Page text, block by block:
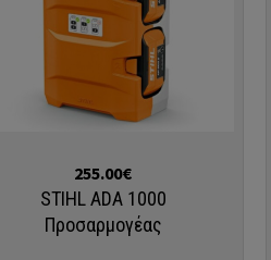
255.00€
STIHL ADA 1000
Προσαρμογέας